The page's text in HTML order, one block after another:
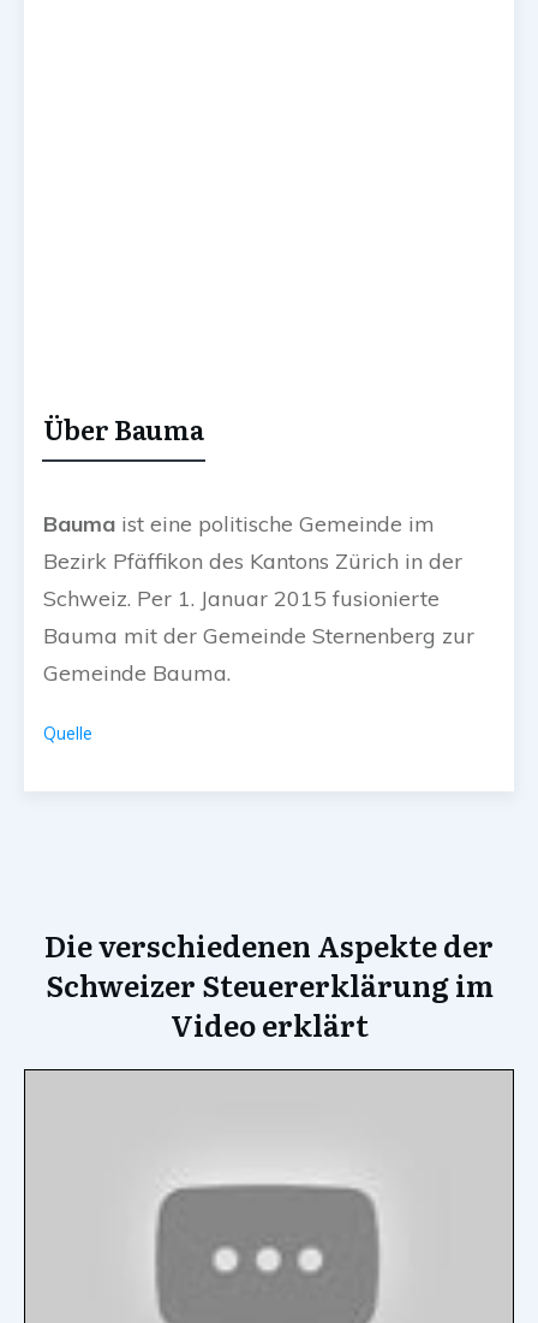
Über Bauma
Bauma ist eine politische Gemeinde im
Bezirk Pfäffikon des Kantons Zürich in der
Schweiz. Per 1. Januar 2015 fusionierte
Bauma mit der Gemeinde Sternenberg zur
Gemeinde Bauma.
Quelle
Die verschiedenen Aspekte der
Schweizer Steuererklärung im
Video erklärt